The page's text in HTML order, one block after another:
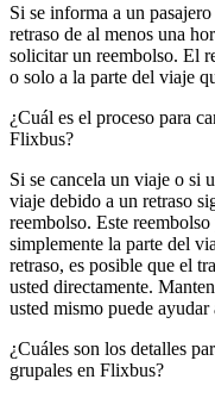
Si se informa a un
retraso de al menos una
solicitar un reembolso. El
o solo a la parte del viaje
¿Cuál es el proceso para
Flixbus?
Si se cancela un viaje o si
viaje debido a un retraso
reembolso. Este
simplemente la parte del
retraso, es posible que el
usted directamente.
usted mismo puede
¿Cuáles son los detalles
grupales en Flixbus?